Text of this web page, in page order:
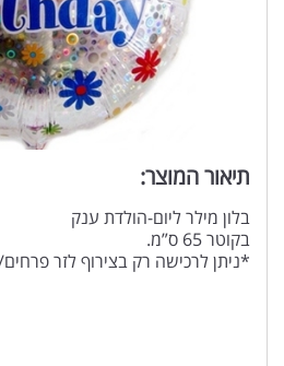
תיאור המוצר:
בלון מילר ליום-הולדת ענק
בקוטר 65 ס”מ.
*ניתן לרכישה רק בצירוף לזר